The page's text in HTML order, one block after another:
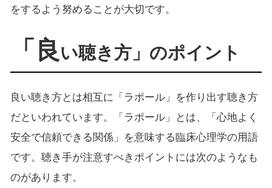
をするよう努めることが大切です。
「良 い聴き方」のポイント
良い聴き方とは相互に「ラポール」を作り出す聴き方
だといわれています。「ラポール」とは、「心地よく
安全で信頼できる関係」を意味する臨床心理学の用語
です。聴き手が注意すべきポイントには次のようなも
のがあります。